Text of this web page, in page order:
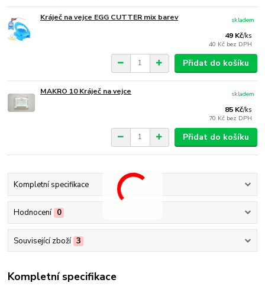
Kráječ na vejce EGG CUTTER mix barev
49 Kč/ks
40 Kč bez DPH
skladem
Přidat do košíku
MAKRO 10 Kráječ na vejce
85 Kč/ks
70 Kč bez DPH
skladem
Přidat do košíku
Kompletní specifikace
Hodnocení 0
Související zboží 3
Kompletní specifikace